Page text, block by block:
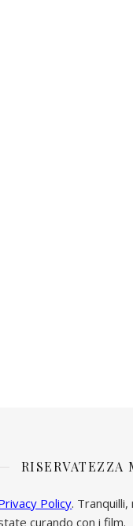
RISERVATEZZA
Policy.
curando con i film.